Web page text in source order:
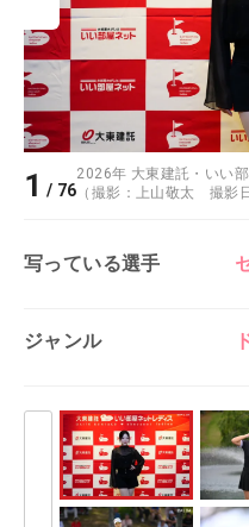
1 / 76
2026年 大東建託・いい
（撮影：上山敬太 撮影
写っている選手
ジャンル